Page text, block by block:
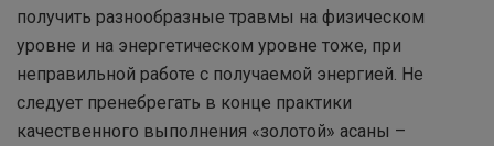
получить разнообразные травмы на физическом
уровне и на энергетическом уровне тоже, при
неправильной работе с получаемой энергией. Не
следует пренебрегать в конце практики
качественного выполнения «золотой» асаны –